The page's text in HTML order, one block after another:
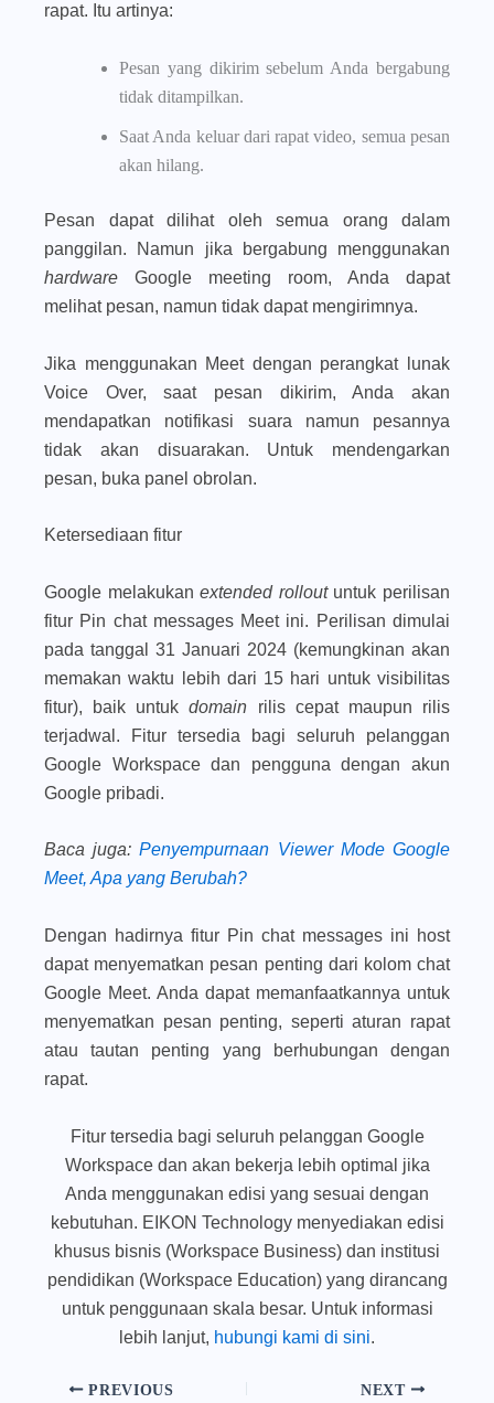
rapat. Itu artinya:
Pesan yang dikirim sebelum Anda bergabung
tidak ditampilkan.
Saat Anda keluar dari rapat video, semua pesan
akan hilang.
Pesan dapat dilihat oleh semua orang dalam
panggilan. Namun jika bergabung menggunakan
hardware Google meeting room, Anda dapat
melihat pesan, namun tidak dapat mengirimnya.
Jika menggunakan Meet dengan perangkat lunak
Voice Over, saat pesan dikirim, Anda akan
mendapatkan notifikasi suara namun pesannya
tidak akan disuarakan. Untuk mendengarkan
pesan, buka panel obrolan.
Ketersediaan fitur
Google melakukanextended rollout untuk perilisan
fitur Pin chat messages Meet ini. Perilisan dimulai
pada tanggal 31 Januari 2024 (kemungkinan akan
memakan waktu lebih dari 15 hari untuk visibilitas
fitur), baik untukdomain rilis cepat maupun rilis
terjadwal. Fitur tersedia bagi seluruh pelanggan
Google Workspace dan pengguna dengan akun
Google pribadi.
Baca juga: Penyempurnaan Viewer Mode Google
Meet, Apa yang Berubah?
Dengan hadirnya fitur Pin chat messages ini host
dapat menyematkan pesan penting dari kolom chat
Google Meet. Anda dapat memanfaatkannya untuk
menyematkan pesan penting, seperti aturan rapat
atau tautan penting yang berhubungan dengan
rapat.
Fitur tersedia bagi seluruh pelanggan Google
Workspace dan akan bekerja lebih optimal jika
Anda menggunakan edisi yang sesuai dengan
kebutuhan. EIKON Technology menyediakan edisi
khusus bisnis (Workspace Business) dan institusi
pendidikan (Workspace Education) yang dirancang
untuk penggunaan skala besar. Untuk informasi
lebih lanjut, hubungi kami di sini.
PREVIOUS NEXT